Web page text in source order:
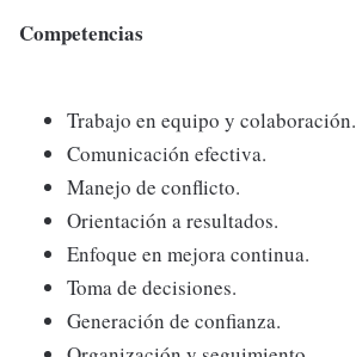
Competencias
Trabajo en equipo y colaboración.
Comunicación efectiva.
Manejo de conflicto.
Orientación a resultados.
Enfoque en mejora continua.
Toma de decisiones.
Generación de confianza.